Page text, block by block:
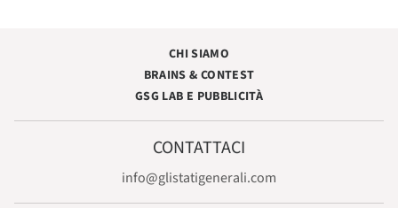
CHI SIAMO
BRAINS & CONTEST
GSG LAB E PUBBLICITÀ
CONTATTACI
info@glistatigenerali.com